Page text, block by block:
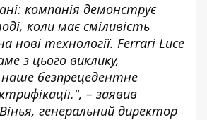
компанія демонструє
коли має сміливість
нові технології. Ferrari Luce
з цього виклику,
безпрецедентне
– заявив
генеральний директор